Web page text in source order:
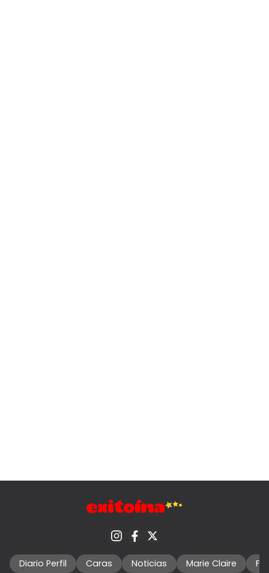
Diario Perfil Caras Noticias Marie Claire